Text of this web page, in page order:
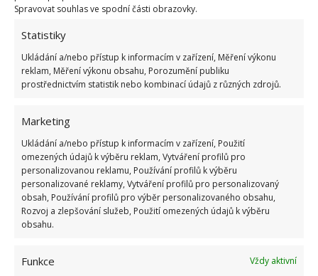
Spravovat souhlas ve spodní části obrazovky.
Statistiky
Ukládání a/nebo přístup k informacím v zařízení, Měření výkonu
reklam, Měření výkonu obsahu, Porozumění publiku
prostřednictvím statistik nebo kombinací údajů z různých zdrojů.
Marketing
Ukládání a/nebo přístup k informacím v zařízení, Použití
omezených údajů k výběru reklam, Vytváření profilů pro
personalizovanou reklamu, Používání profilů k výběru
personalizované reklamy, Vytváření profilů pro personalizovaný
obsah, Používání profilů pro výběr personalizovaného obsahu,
Rozvoj a zlepšování služeb, Použití omezených údajů k výběru
obsahu.
Funkce
Vždy aktivní
naházíte kukuřici, fazole, hrášek nebo ředkvičky,
kořeny pšeničné trávy postupně uhynou.
Mulčování
seno s hnojem a rozhazuje směs na místech, kde se
nachází plevel. Vrstva pšeničné trávy není schopná
bariérou projít a plevel tak brzy uschne. Negativem
však je, že i jiné zahradní rostliny tímto postupem
mohou trpět. Používejte tento postup jen tehdy, kdy
začínáte zahrádku zvelebovat, nebo vám nevadí
Mulčovat můžete i posekanou trávou. Díky tomu